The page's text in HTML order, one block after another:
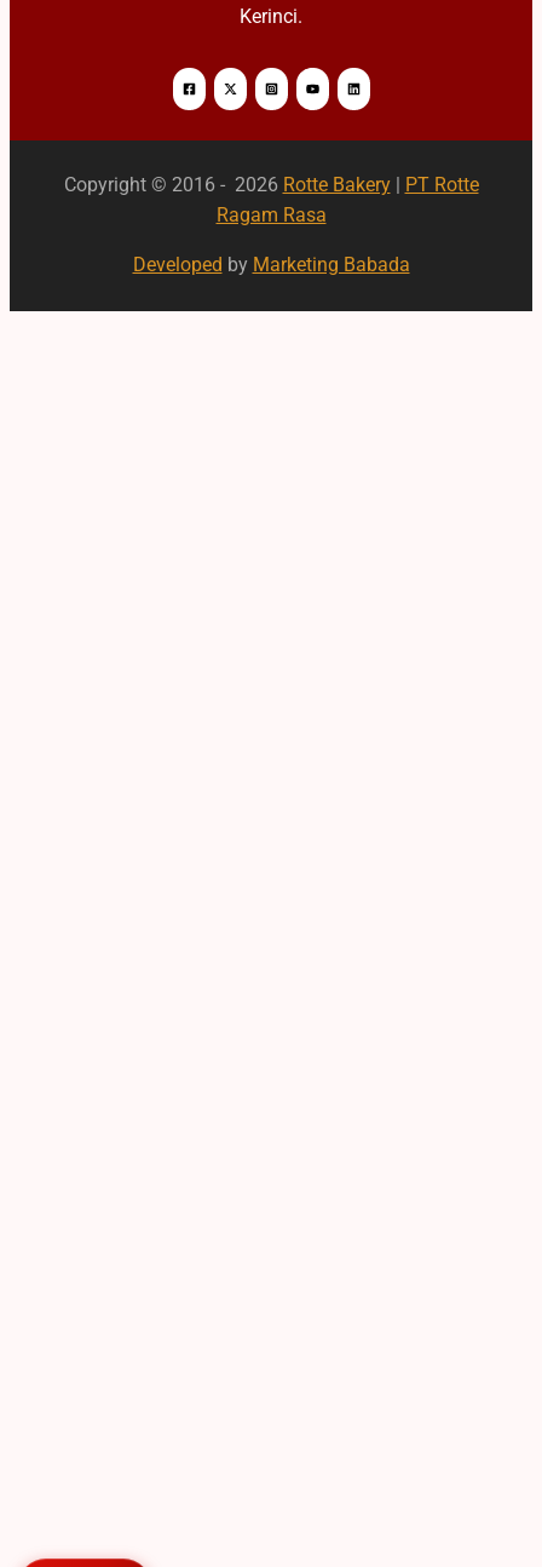
Kerinci.
Copyright © 2016 - 2026 Rotte Bakery|
PT Rotte
Ragam Rasa
Developed by Marketing Babada